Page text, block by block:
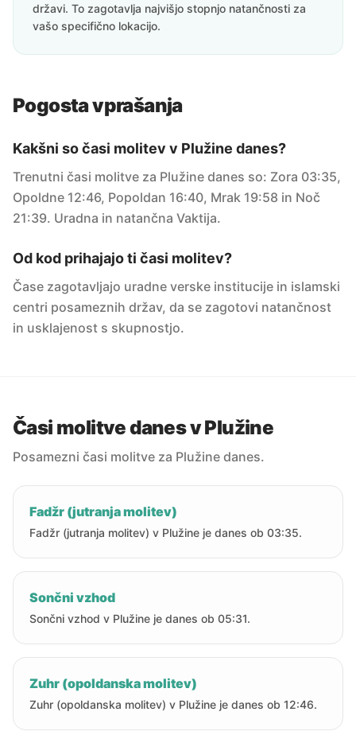
državi. To zagotavlja najvišjo stopnjo natančnosti za
vašo specifično lokacijo.
Pogosta vprašanja
Kakšni so časi molitev v Plužine danes?
Trenutni časi molitve za Plužine danes so: Zora 03:35,
Opoldne 12:46, Popoldan 16:40, Mrak 19:58 in Noč
21:39. Uradna in natančna Vaktija.
Od kod prihajajo ti časi molitev?
Čase zagotavljajo uradne verske institucije in islamski
centri posameznih držav, da se zagotovi natančnost
in usklajenost s skupnostjo.
Časi molitve danes v Plužine
Posamezni časi molitve za Plužine danes.
Fadžr (jutranja molitev)
Fadžr (jutranja molitev) v Plužine je danes ob 03:35.
Sončni vzhod
Sončni vzhod v Plužine je danes ob 05:31.
Zuhr (opoldanska molitev)
Zuhr (opoldanska molitev) v Plužine je danes ob 12:46.